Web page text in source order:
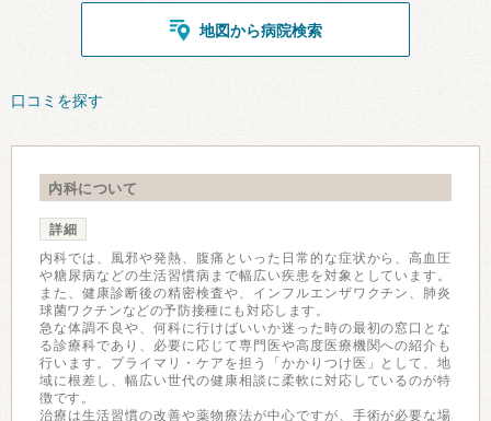
地図から病院検索
口コミを探す
内科について
詳細
内科では、風邪や発熱、腹痛といった日常的な症状から、高血圧
や糖尿病などの生活習慣病まで幅広い疾患を対象としています。
また、健康診断後の精密検査や、インフルエンザワクチン、肺炎
球菌ワクチンなどの予防接種にも対応します。
急な体調不良や、何科に行けばいいか迷った時の最初の窓口とな
る診療科であり、必要に応じて専門医や高度医療機関への紹介も
行います。プライマリ・ケアを担う「かかりつけ医」として、地
域に根差し、幅広い世代の健康相談に柔軟に対応しているのが特
徴です。
治療は生活習慣の改善や薬物療法が中心ですが、手術が必要な場